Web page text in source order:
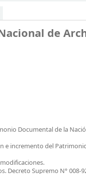
de
Documental de la
e incremento del
Decreto Supremo N° 008-